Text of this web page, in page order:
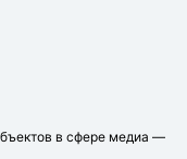
в сфере медиа —